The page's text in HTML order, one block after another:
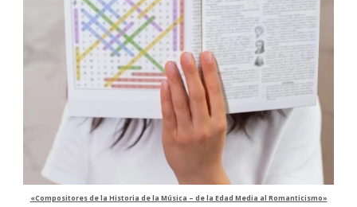
«Compositores de la Historia de la Música – de la Edad Media al Romanticismo»